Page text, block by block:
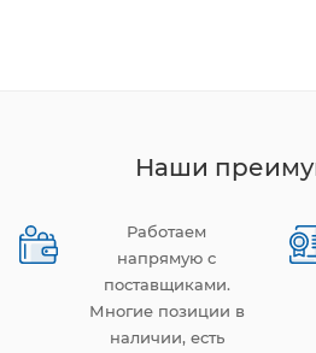
Наши
Работаем
напрямую с
поставщиками.
Многие позиции в
наличии, есть